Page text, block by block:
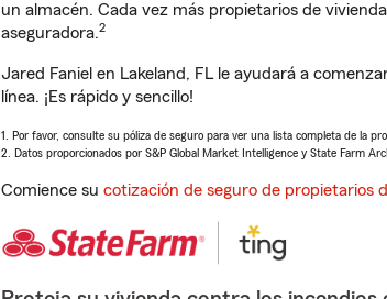
un almacén. Cada vez más propietarios de
aseguradora.2
Jared Faniel en Lakeland, FL le ayudará a
línea. ¡Es rápido y sencillo!
1. Por favor, consulte su póliza de seguro para ver una lista completa de la
2. Datos proporcionados por S&P Global Market Intelligence y State Farm
Comience su cotización de seguro de propietarios